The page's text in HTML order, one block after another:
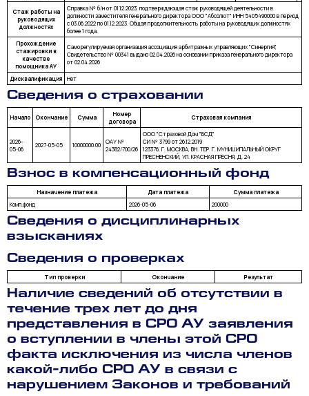
Стаж работы на
руководящих
должностях
Справка № б/н от 01.12.2023, подтверждающая стаж руководящей деятельности в
должности заместителя генерального директора ООО "Абсолют" ИНН 5405490000 в период
с 03.06.2022 по 01.12.2023. Общая продолжительность работы на руководящих должностях
более 1 года.
Прохождение
стажировки в
качестве
помощника АУ
Саморегулируемая организация ассоциация арбитражных управляющих "Синергия",
Свидетельство № 00341 выдано 02.04.2026 на основании приказа генерального директора
от 02.04.2026
Дисквалификация Нет
Сведения о страховании
Начало Окончание Сумма
Номер
договора
Страховая компания
2026-
05-06
2027-05-05 10000000.00
ОАУ №
24382/700/26
ООО "Страховой Дом "БСД"
СИ № 3799 от 26.12.2019
123376, Г. МОСКВА, ВН. ТЕР. Г. МУНИЦИПАЛЬНЫЙ ОКРУГ
ПРЕСНЕНСКИЙ, УЛ. КРАСНАЯ ПРЕСНЯ, Д. 24
Взнос в компенсационный фонд
Назначение платежа Дата платежа
Сумма платежа
Комп.фонд
2026-05-06 200000
Сведения о дисциплинарных
взысканиях
Сведения о проверках
Тип проверки Окончание Результат
Наличие сведений об отсутствии в
течение трех лет до дня
представления в СРО АУ заявления
о вступлении в члены этой СРО
факта исключения из числа членов
какой-либо СРО АУ в связи с
нарушением Законов и требований